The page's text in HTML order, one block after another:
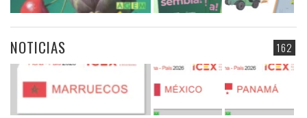
162
NOTICIAS